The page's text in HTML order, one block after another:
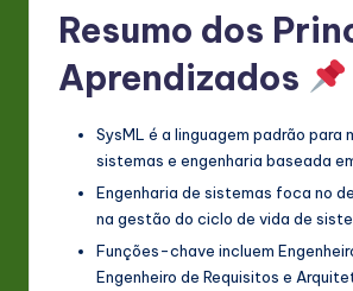
Resumo dos
Aprendizados
SysML é a linguagem padrão para
sistemas e engenharia baseada
Engenharia de sistemas foca no
na gestão do ciclo de vida de
Funções-chave incluem
Engenheiro de Requisitos e